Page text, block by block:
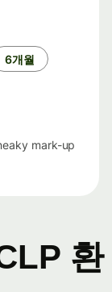
6개월
mark-up
환